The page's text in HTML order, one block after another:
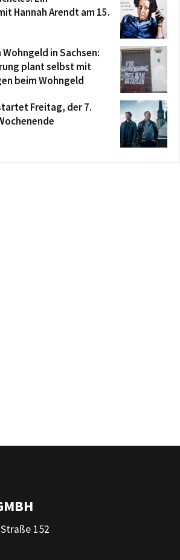
Hannah Arendt am 15.
in Sachsen:
plant selbst mit
beim Wohngeld
Freitag, der 7.
152